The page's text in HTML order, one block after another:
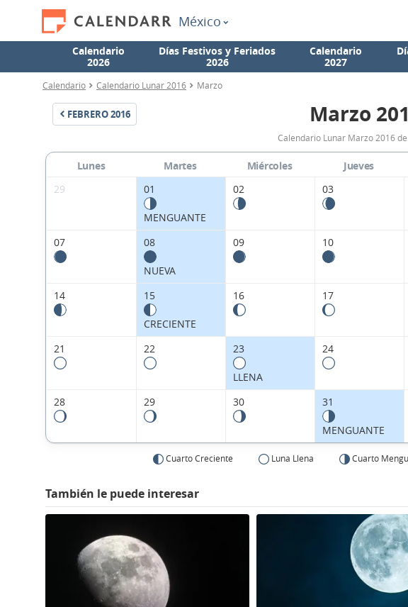
México
Calendario
2026
Días Festivos y Feriados
2026
Calendario
2027
Calendario Calendario Lunar 2016 Marzo
FEBRERO2016 Marzo
Calendario Lunar Marzo 2016 de
Lunes Martes Miércoles Jueves
29
01
MENGUANTE
02 03
07 08
NUEVA
09 10
14 15
CRECIENTE
16 17
21 22 23
LLENA
24
28 29 30 31
MENGUANTE
Cuarto Creciente Luna Llena Cuarto
También le puede interesar